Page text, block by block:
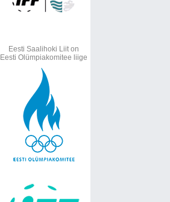
Eesti Saalihoki Liit on
Eesti Olümpiakomitee liige